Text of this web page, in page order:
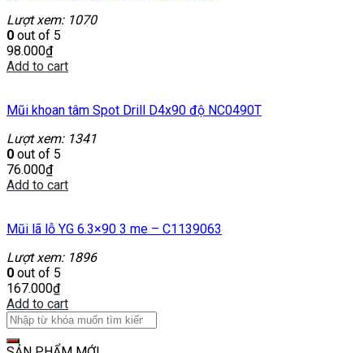
Lượt xem: 1070
0 out of 5
98.000₫
Add to cart
Mũi khoan tâm Spot Drill D4x90 độ NC0490T
Lượt xem: 1341
0 out of 5
76.000₫
Add to cart
Mũi lã lỗ YG 6.3×90 3 me – C1139063
Lượt xem: 1896
0 out of 5
167.000₫
Add to cart